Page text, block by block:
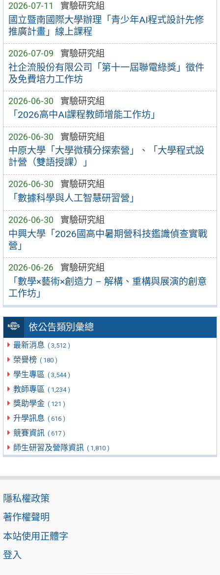
2026-07-11 實驗研究組
國立暨南國際大學辦理「青少年AI程式設計先修
推廣計畫」線上課程
2026-07-09 實驗研究組
社企流股份有限公司「第十一屆聯電綠獎」徵件
及免費培力工作坊
2026-06-30 實驗研究組
「2026高中AI課程教師增能工作坊」
2026-06-30 實驗研究組
中原大學「大學微積分探索營」、「大學程式設
計營（雙語授課）」
2026-06-30 實驗研究組
「數據科學與人工智慧研習營」
2026-06-30 實驗研究組
中興大學「2026國高中暑期營科技鑑識偵查實戰
營」
2026-06-26 實驗研究組
「數學×藝術×創造力 – 解構、重構與展演的創意
工作坊」
依公告類別彙總
最新消息 ( 3,512 )
榮譽榜 ( 180 )
學生專區 ( 3,544 )
教師專區 ( 1,234 )
獎助學金 ( 121 )
升學訊息 ( 616 )
競賽資訊 ( 617 )
師生研習及營隊資訊 ( 1,810 )
隱私權政策
著作權聲明
本站使用正體字
登入